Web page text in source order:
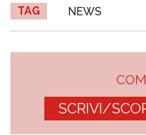
TAG NEWS
SCRIVI/